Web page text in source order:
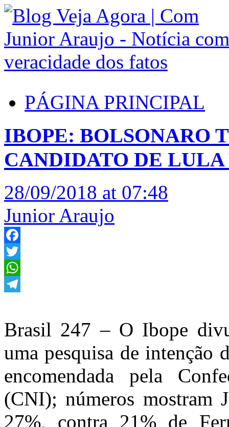
PÁGINA PRINCIPAL
IBOPE: BOLSONARO
CANDIDATO DE LULA
28/09/2018 at 07:48
Junior Araujo
Facebook
Twitter
WhatsApp
Brasil 247 – O Ibope
uma pesquisa de intenção
encomendada pela
(CNI); números mostram
27%, contra 21% de